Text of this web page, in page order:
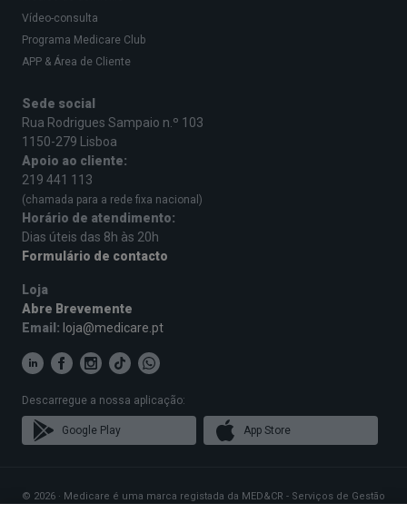
Vídeo-consulta
Programa Medicare Club
APP & Área de Cliente
Sede social
Rua Rodrigues Sampaio n.º 103
1150-279 Lisboa
Apoio ao cliente:
219 441 113
(chamada para a rede fixa nacional)
Horário de atendimento:
Dias úteis das 8h às 20h
Formulário de contacto
Loja
Abre Brevemente
Email: loja@medicare.pt
Descarregue a nossa aplicação:
Google Play App Store
© 2026 · Medicare é uma marca registada da MED&CR - Serviços de Gestão